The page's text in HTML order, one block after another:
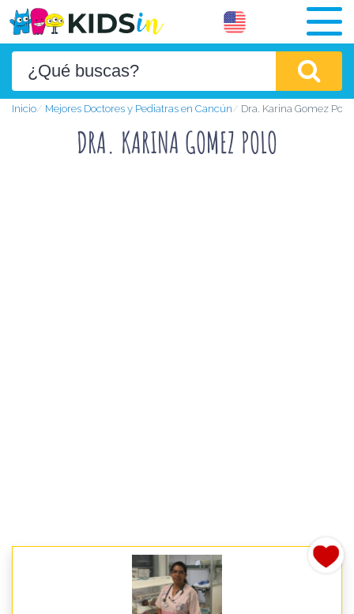
Inicio Mejores Doctores y Pediatras en Cancún Dra. Karina Gomez Polo
DRA. KARINA GOMEZ POLO